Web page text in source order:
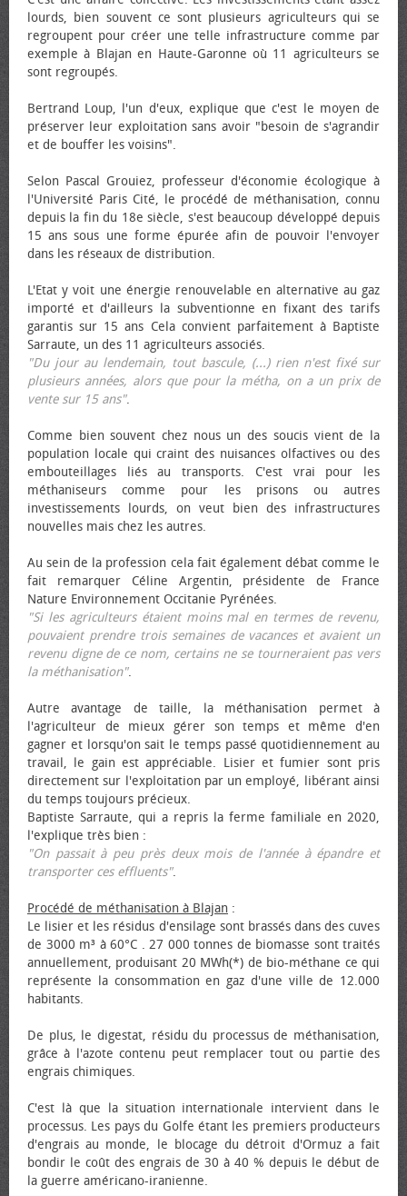
lourds, bien souvent ce sont plusieurs agriculteurs qui se
regroupent pour créer une telle infrastructure comme par
exemple à Blajan en Haute-Garonne où 11 agriculteurs se
sont regroupés.
Bertrand Loup, l'un d'eux, explique que c'est le moyen de
préserver leur exploitation sans avoir "besoin de s'agrandir
et de bouffer les voisins".
Selon Pascal Grouiez, professeur d'économie écologique à
l'Université Paris Cité, le procédé de méthanisation, connu
depuis la fin du 18e siècle, s'est beaucoup développé depuis
15 ans sous une forme épurée afin de pouvoir l'envoyer
dans les réseaux de distribution.
L'Etat y voit une énergie renouvelable en alternative au gaz
importé et d'ailleurs la subventionne en fixant des tarifs
garantis sur 15 ans Cela convient parfaitement à Baptiste
Sarraute, un des 11 agriculteurs associés.
"Du jour au lendemain, tout bascule, (...) rien n'est fixé sur
plusieurs années, alors que pour la métha, on a un prix de
vente sur 15 ans".
Comme bien souvent chez nous un des soucis vient de la
population locale qui craint des nuisances olfactives ou des
embouteillages liés au transports. C'est vrai pour les
méthaniseurs comme pour les prisons ou autres
investissements lourds, on veut bien des infrastructures
nouvelles mais chez les autres.
Au sein de la profession cela fait également débat comme le
fait remarquer Céline Argentin, présidente de France
Nature Environnement Occitanie Pyrénées.
"Si les agriculteurs étaient moins mal en termes de revenu,
pouvaient prendre trois semaines de vacances et avaient un
revenu digne de ce nom, certains ne se tourneraient pas vers
la méthanisation".
Autre avantage de taille, la méthanisation permet à
l'agriculteur de mieux gérer son temps et même d'en
gagner et lorsqu'on sait le temps passé quotidiennement au
travail, le gain est appréciable. Lisier et fumier sont pris
directement sur l'exploitation par un employé, libérant ainsi
du temps toujours précieux.
Baptiste Sarraute, qui a repris la ferme familiale en 2020,
l'explique très bien :
"On passait à peu près deux mois de l'année à épandre et
transporter ces effluents".
Procédé de méthanisation à Blajan :
Le lisier et les résidus d'ensilage sont brassés dans des cuves
de 3000 m³ à 60°C . 27 000 tonnes de biomasse sont traités
annuellement, produisant 20 MWh(*) de bio-méthane ce qui
représente la consommation en gaz d'une ville de 12.000
habitants.
De plus, le digestat, résidu du processus de méthanisation,
grâce à l'azote contenu peut remplacer tout ou partie des
engrais chimiques.
C'est là que la situation internationale intervient dans le
processus. Les pays du Golfe étant les premiers producteurs
d'engrais au monde, le blocage du détroit d'Ormuz a fait
bondir le coût des engrais de 30 à 40 % depuis le début de
la guerre américano-iranienne.